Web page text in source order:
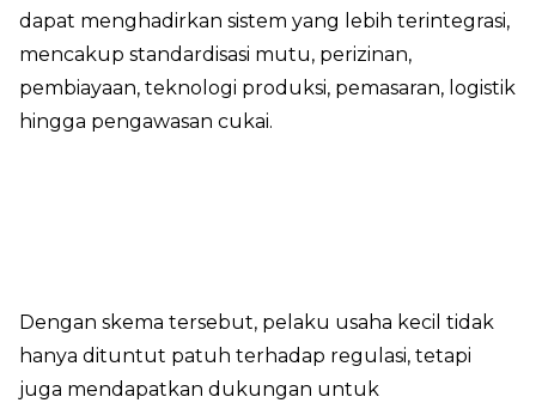
dapat menghadirkan sistem yang lebih terintegrasi,
mencakup standardisasi mutu, perizinan,
pembiayaan, teknologi produksi, pemasaran, logistik
hingga pengawasan cukai.
Dengan skema tersebut, pelaku usaha kecil tidak
hanya dituntut patuh terhadap regulasi, tetapi
juga mendapatkan dukungan untuk